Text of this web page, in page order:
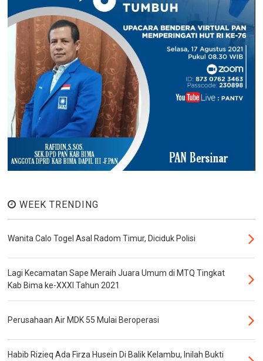
WEEK TRENDING
Wanita Calo Togel Asal Radom Timur, Diciduk Polisi
Lagi Kecamatan Sape Meraih Juara Umum di MTQ Tingkat
Kab Bima ke-XXXI Tahun 2021
Perusahaan Air MDK 55 Mulai Beroperasi
Habib Rizieq Ada Firza Husein Di Balik Kelambu, Inilah Bukti